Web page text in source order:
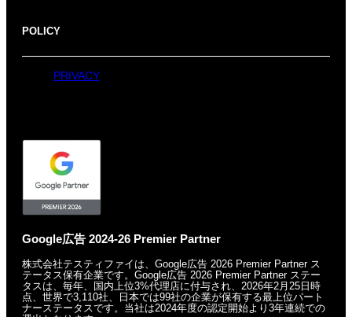
POLICY
PRIVACY
Google広告 2024-26 Premier Partner
株式会社テスティファイは、Google広告 2026 Premier Partner ス
テータス保有企業です。 Google広告 2026 Premier Partner ステー
タスは、毎年、国内上位3%代理店に付与され、 2026年2月25日時
点、世界で3,110社、日本では99社の企業が保有する最上位パート
ナーステータスです。
当社は2024年度の認定開始より3年連続での